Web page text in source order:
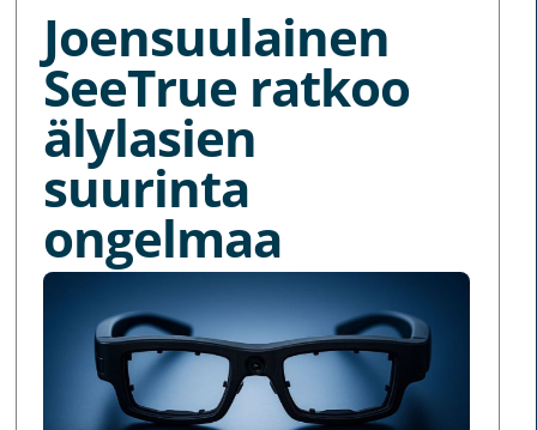
Joensuulainen
SeeTrue ratkoo
älylasien
suurinta
ongelmaa